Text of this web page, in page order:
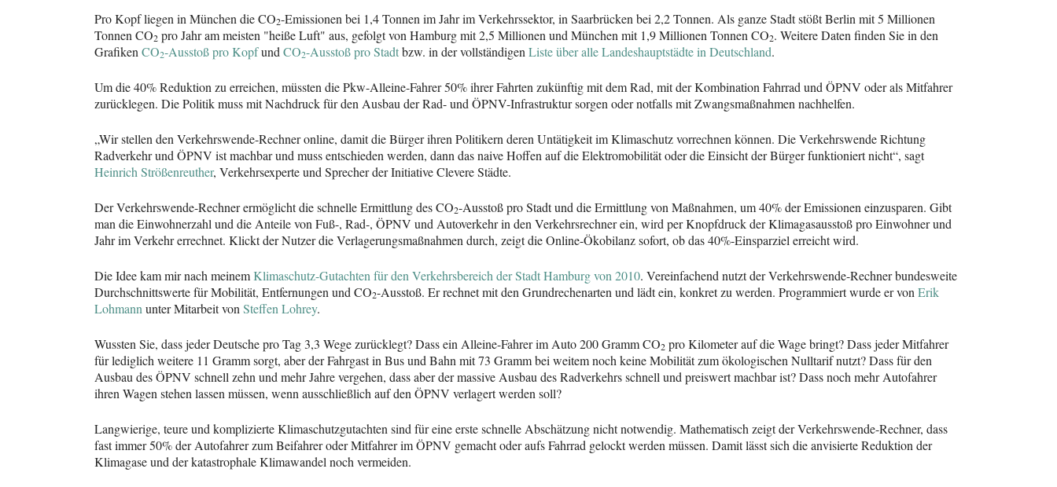
Pro Kopf liegen in München die CO2-Emissionen bei 1,4 Tonnen im Jahr im Verkehrssektor, in Saarbrücken bei 2,2 Tonnen. Als ganze Stadt stößt Berlin mit 5 Millionen
Tonnen CO2 pro Jahr am meisten "heiße Luft" aus, gefolgt von Hamburg mit 2,5 Millionen und München mit 1,9 Millionen Tonnen CO2. Weitere Daten finden Sie in den
GrafikenCO2-Ausstoß pro KopfundCO2-Ausstoß pro Stadtbzw. in der vollständigenListe über alle Landeshauptstädte in Deutschland.
Um die 40% Reduktion zu erreichen, müssten die Pkw-Alleine-Fahrer 50% ihrer Fahrten zukünftig mit dem Rad, mit der Kombination Fahrrad und ÖPNV oder als Mitfahrer
zurücklegen. Die Politik muss mit Nachdruck für den Ausbau der Rad- und ÖPNV-Infrastruktur sorgen oder notfalls mit Zwangsmaßnahmen nachhelfen.
„Wir stellen den Verkehrswende-Rechner online, damit die Bürger ihren Politikern deren Untätigkeit im Klimaschutz vorrechnen können. Die Verkehrswende Richtung
Radverkehr und ÖPNV ist machbar und muss entschieden werden, dann das naive Hoffen auf die Elektromobilität oder die Einsicht der Bürger funktioniert nicht“, sagt
Heinrich Strößenreuther, Verkehrsexperte und Sprecher der Initiative Clevere Städte.
Der Verkehrswende-Rechner ermöglicht die schnelle Ermittlung des CO2-Ausstoß pro Stadt und die Ermittlung von Maßnahmen, um 40% der Emissionen einzusparen. Gibt
man die Einwohnerzahl und die Anteile von Fuß-, Rad-, ÖPNV und Autoverkehr in den Verkehrsrechner ein, wird per Knopfdruck der Klimagasausstoß pro Einwohner und
Jahr im Verkehr errechnet. Klickt der Nutzer die Verlagerungsmaßnahmen durch, zeigt die Online-Ökobilanz sofort, ob das 40%-Einsparziel erreicht wird.
Die Idee kam mir nach meinemKlimaschutz-Gutachten für den Verkehrsbereich der Stadt Hamburg von 2010. Vereinfachend nutzt der Verkehrswende-Rechner bundesweite
Durchschnittswerte für Mobilität, Entfernungen und CO2-Ausstoß. Er rechnet mit den Grundrechenarten und lädt ein, konkret zu werden. Programmiert wurde er vonErik
Lohmann unter Mitarbeit vonSteffen Lohrey.
Wussten Sie, dass jeder Deutsche pro Tag 3,3 Wege zurücklegt? Dass ein Alleine-Fahrer im Auto 200 Gramm CO2 pro Kilometer auf die Wage bringt? Dass jeder Mitfahrer
für lediglich weitere 11 Gramm sorgt, aber der Fahrgast in Bus und Bahn mit 73 Gramm bei weitem noch keine Mobilität zum ökologischen Nulltarif nutzt? Dass für den
Ausbau des ÖPNV schnell zehn und mehr Jahre vergehen, dass aber der massive Ausbau des Radverkehrs schnell und preiswert machbar ist? Dass noch mehr Autofahrer
ihren Wagen stehen lassen müssen, wenn ausschließlich auf den ÖPNV verlagert werden soll?
Langwierige, teure und komplizierte Klimaschutzgutachten sind für eine erste schnelle Abschätzung nicht notwendig. Mathematisch zeigt der Verkehrswende-Rechner, dass
fast immer 50% der Autofahrer zum Beifahrer oder Mitfahrer im ÖPNV gemacht oder aufs Fahrrad gelockt werden müssen. Damit lässt sich die anvisierte Reduktion der
Klimagase und der katastrophale Klimawandel noch vermeiden.